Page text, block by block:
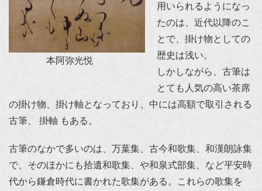
本阿弥光悦
用いられるようになっ
たのは、近代以降のこ
とで、掛け物としての
歴史は浅い。
しかしながら、古筆は
とても人気の高い茶席
の掛け物、掛け軸となっており、中には高額で取引される
古筆、 掛軸 もある。
古筆のなかで多いのは、万葉集、古今和歌集、和漢朗詠集
で、そのほかにも拾遺和歌集、や和泉式部集、など平安時
代から鎌倉時代に書かれた歌集がある。これらの歌集を